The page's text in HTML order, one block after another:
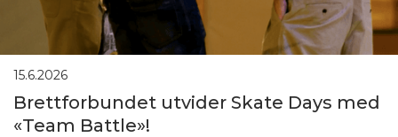
15.6.2026
Brettforbundet utvider Skate Days med
«Team Battle»!